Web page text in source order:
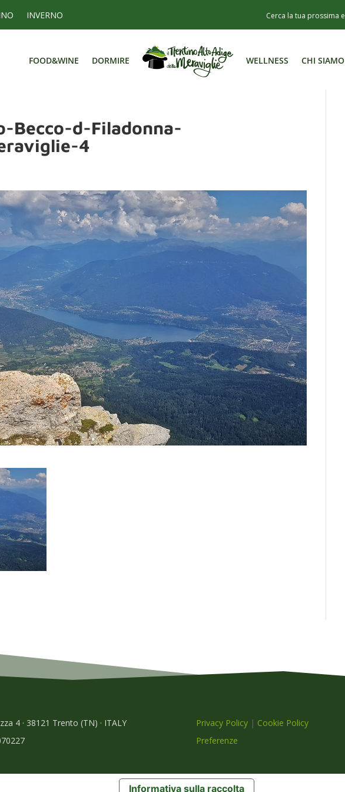
INVERNO
FOOD&WINE DORMIRE WELLNESS CHI SIAMO
FOOD&WINE DORMIRE WELLNESS CHI SIAMO
Becco-d-Filadonna-
4
4 · 38121 Trento (TN) · ITALY
Privacy Policy | Cookie Policy
Preferenze
Informativa sulla raccolta